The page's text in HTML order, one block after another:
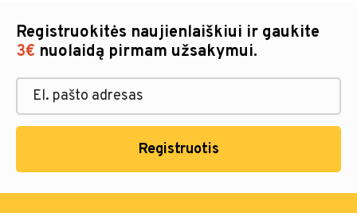
Registruokitės naujienlaiškiui ir gaukite
3€ nuolaidą pirmam užsakymui.
Registruotis